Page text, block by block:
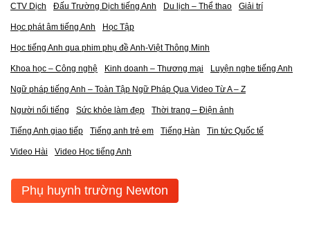
CTV Dịch Đấu Trường Dịch tiếng Anh Du lịch – Thể thao Giải trí
Học phát âm tiếng Anh Học Tập
Học tiếng Anh qua phim phụ đề Anh-Việt Thông Minh
Khoa học – Công nghệ Kinh doanh – Thương mại Luyện nghe tiếng Anh
Ngữ pháp tiếng Anh – Toàn Tập Ngữ Pháp Qua Video Từ A – Z
Người nổi tiếng Sức khỏe làm đẹp Thời trang – Điện ảnh
Tiếng Anh giao tiếp Tiếng anh trẻ em Tiếng Hàn Tin tức Quốc tế
Video Hài Video Học tiếng Anh
Phụ huynh trường Newton